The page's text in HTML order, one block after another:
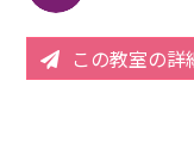
この教室の詳